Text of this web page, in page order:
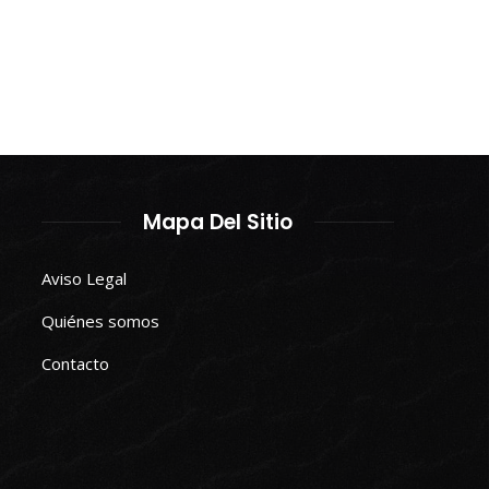
Mapa Del Sitio
Aviso Legal
Quiénes somos
Contacto